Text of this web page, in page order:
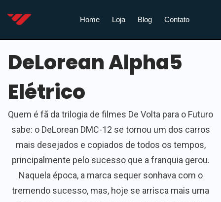
Home Loja Blog Contato
DeLorean Alpha5
Elétrico
Quem é fã da trilogia de filmes De Volta para o Futuro
sabe: o DeLorean DMC-12 se tornou um dos carros
mais desejados e copiados de todos os tempos,
principalmente pelo sucesso que a franquia gerou.
Naquela época, a marca sequer sonhava com o
tremendo sucesso, mas, hoje se arrisca mais uma